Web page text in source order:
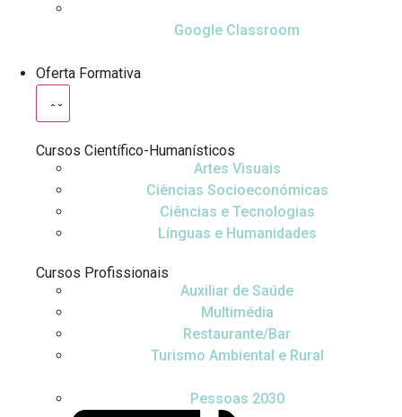
Google Classroom
Oferta Formativa
Cursos Científico-Humanísticos
Artes Visuais
Ciências Socioeconómicas
Ciências e Tecnologias
Línguas e Humanidades
Cursos Profissionais
Auxiliar de Saúde
Multimédia
Restaurante/Bar
Turismo Ambiental e Rural
Pessoas 2030